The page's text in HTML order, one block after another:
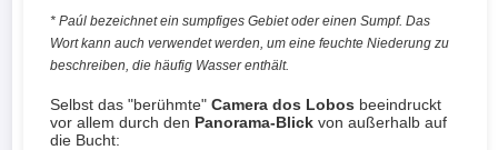
* Paúl bezeichnet ein sumpfiges Gebiet oder einen Sumpf. Das
Wort kann auch verwendet werden, um eine feuchte Niederung zu
beschreiben, die häufig Wasser enthält.
Selbst das "berühmte"Camera dos Lobos beeindruckt
vor allem durch den Panorama-Blick von außerhalb auf
die Bucht: